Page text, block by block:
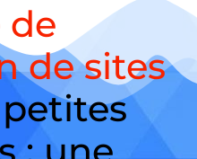
de
de sites
: une